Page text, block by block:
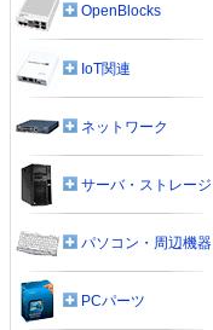
OpenBlocks
IoT関連
ネットワーク
サーバ・ストレージ
パソコン・周辺機器
PCパーツ